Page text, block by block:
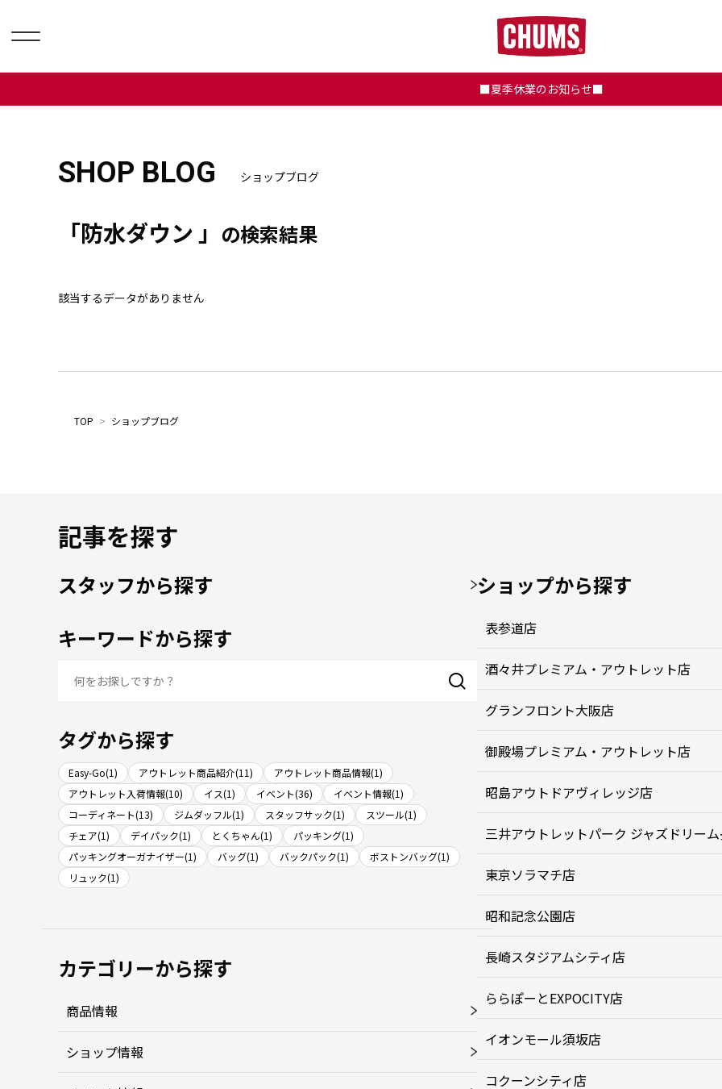
■夏季休業のお知らせ■
SHOP BLOG ショップブログ
「防水ダウン 」 の検索結果
該当するデータがありません
TOP > ショップブログ
記事を探す
スタッフから探す
キーワードから探す
タグから探す
Easy-Go(1) アウトレット商品紹介(11)
アウトレット商品情報(1)
アウトレット入荷情報(10)
イス(1) イベント(36)
イベント情報(1)
コーディネート(13)
ジムダッフル(1) スタッフサック(1)
スツール(1)
チェア(1)
デイパック(1) とくちゃん(1)
パッキング(1)
パッキングオーガナイザー(1)
バッグ(1) バックパック(1)
ボストンバッグ(1)
リュック(1)
カテゴリーから探す
商品情報
ショップ情報
ショップから探す
表参道店
酒々井プレミアム・アウトレット店
グランフロント大阪店
御殿場プレミアム・アウトレット店
昭島アウトドアヴィレッジ店
三井アウトレットパーク ジャズドリー
東京ソラマチ店
昭和記念公園店
長崎スタジアムシティ店
ららぽーとEXPOCITY店
イオンモール須坂店
コクーンシティ店